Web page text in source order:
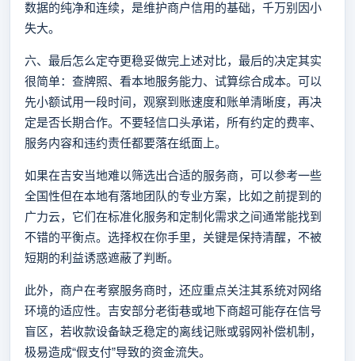
数据的纯净和连续，是维护商户信用的基础，千万别因小
失大。
六、最后怎么定夺更稳妥做完上述对比，最后的决定其实
很简单：查牌照、看本地服务能力、试算综合成本。可以
先小额试用一段时间，观察到账速度和账单清晰度，再决
定是否长期合作。不要轻信口头承诺，所有约定的费率、
服务内容和违约责任都要落在纸面上。
如果在吉安当地难以筛选出合适的服务商，可以参考一些
全国性但在本地有落地团队的专业方案，比如之前提到的
广力云，它们在标准化服务和定制化需求之间通常能找到
不错的平衡点。选择权在你手里，关键是保持清醒，不被
短期的利益诱惑遮蔽了判断。
此外，商户在考察服务商时，还应重点关注其系统对网络
环境的适应性。吉安部分老街巷或地下商超可能存在信号
盲区，若收款设备缺乏稳定的离线记账或弱网补偿机制，
极易造成“假支付”导致的资金流失。